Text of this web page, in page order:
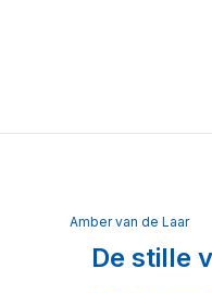
Amber van de Laar
De stille